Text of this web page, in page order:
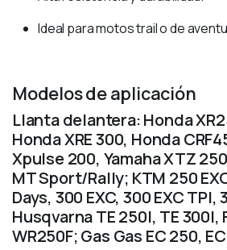
Ideal para motos trail o de
Modelos de aplicación
Llanta delantera: Honda
Honda XRE 300, Honda
Xpulse 200, Yamaha XTZ
MT Sport/Rally; KTM 250
Days, 300 EXC, 300 EXC TPI,
Husqvarna TE 250I, TE 300I,
WR250F; Gas Gas EC 250,